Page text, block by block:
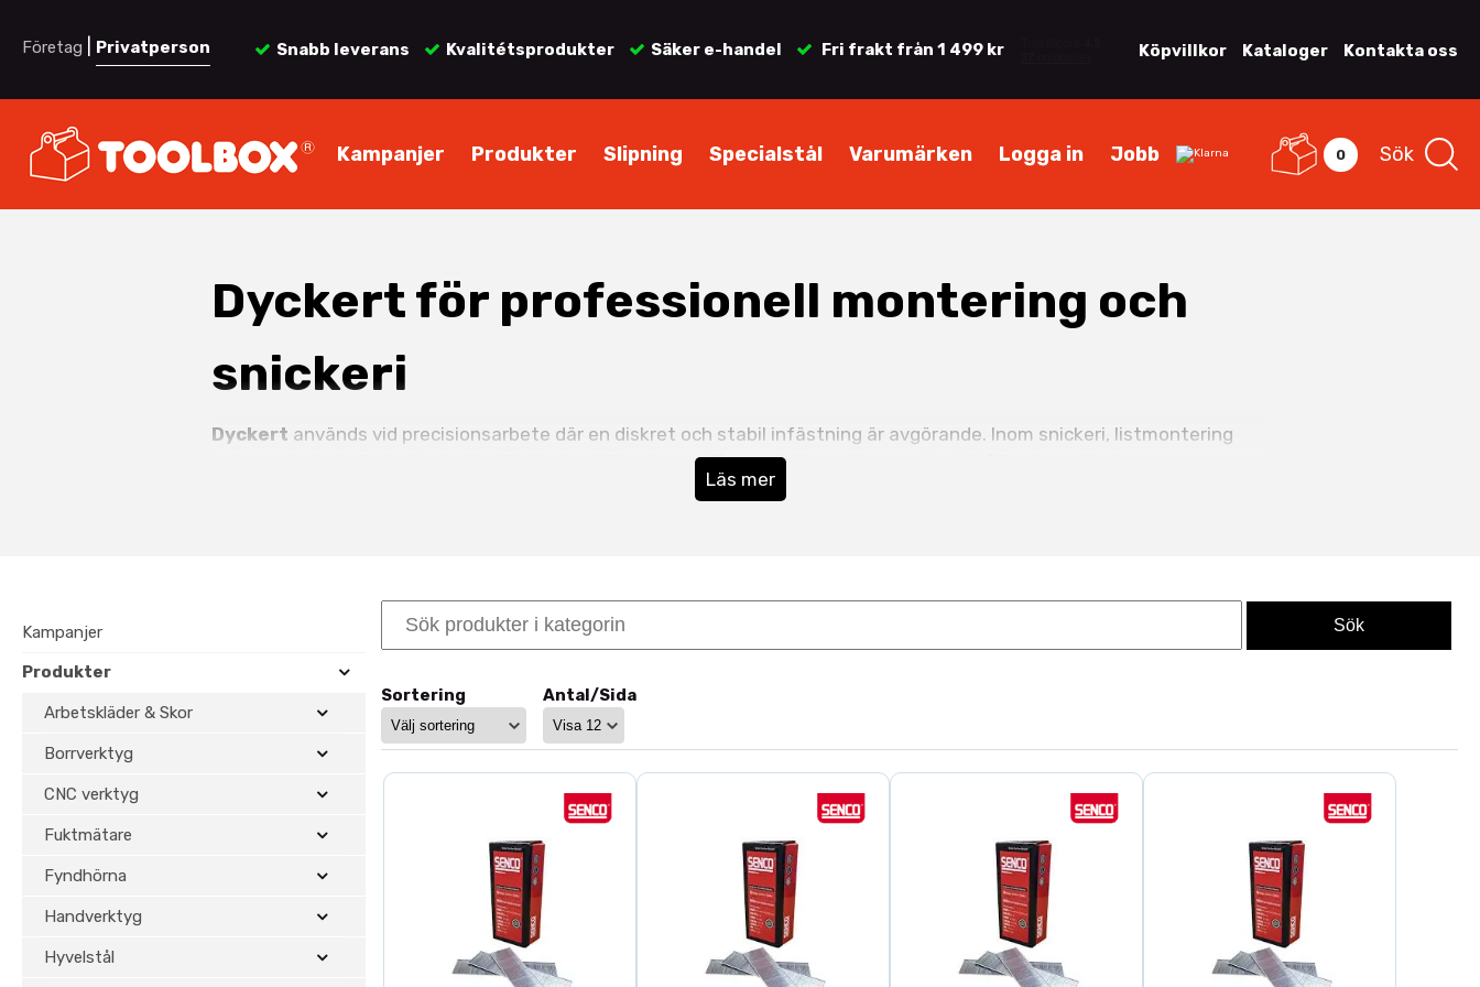
Företag Privatperson Snabb leverans Kvalitétsprodukter Säker e-handel Fri frakt från 1 499 kr Köpvillkor Kataloger Kontakta oss
Kampanjer Produkter Slipning Specialstål Varumärken Logga in Jobb 0 Sök
Dyckert för professionell montering och
snickeri
Dyckert används vid precisionsarbete där en diskret och stabil infästning är avgörande. Inom snickeri, listmontering
och panelarbete är dyckert ett självklart val för yrkesproffs som kräver ett snyggt och hållbart resultat.
och professionell användning inom bygg, verkstad och industri.
Vid montering av lister, panel och mindre trädetaljer används dyckert för att skapa en nästan osynlig infästning. Den
smala spiken ger minimal påverkan på materialet och minskar behovet av efterarbete.
För grövre infästning kan du även se vårt sortiment av
Dyckert anpassad för spikpistol
Våra dyckertspikar är kompatibla med vanligaspikpistoleroch finns i olika längder och dimensioner. Rätt val av dyckert
säkerställer stabil infästning utan att spräcka träet.
Diskret och snygg infästning
Effektiv montering
Minimal efterbearbetning
maskiner & elverktyg för rätt utrustning.
Läs mer
Kampanjer
Produkter
Arbetskläder & Skor
Borrverktyg
CNC verktyg
Fuktmätare
Fyndhörna
Handverktyg
Hyvelstål
Sortering Antal/Sida